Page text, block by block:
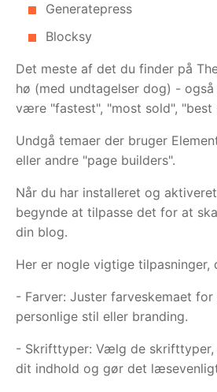
Generatepress
Blocksy
Det meste af det du finder på
hø (med undtagelser dog) -
være "fastest", "most sold", "best
Undgå temaer der bruger
eller andre "page builders".
Når du har installeret og
begynde at tilpasse det for at
din blog.
Her er nogle vigtige tilpasninger,
- Farver: Juster farveskemaet
personlige stil eller branding.
- Skrifttyper: Vælg de skrifttyper,
dit indhold og gør det